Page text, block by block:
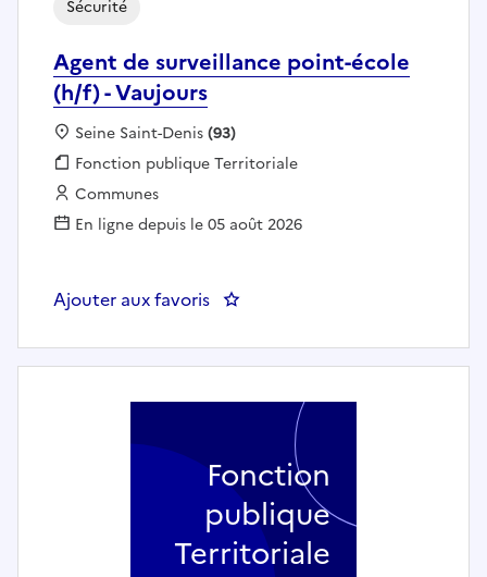
Agent de surveillance point-école
(h/f) - Vaujours
Sécurité
Localisation :
Seine Saint-Denis(93)
Fonction publique :
Fonction publique Territoriale
Employeur :
Communes
En ligne depuis le 05 août 2026
Ajouter aux favoris
Fonction
publique
Territoriale